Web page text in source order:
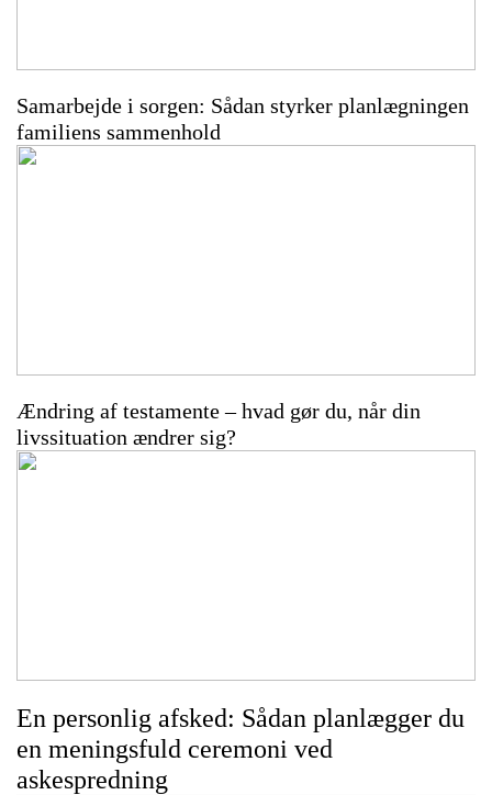
Samarbejde i sorgen: Sådan styrker planlægningen
familiens sammenhold
Ændring af testamente – hvad gør du, når din
livssituation ændrer sig?
En personlig afsked: Sådan planlægger du
en meningsfuld ceremoni ved
askespredning